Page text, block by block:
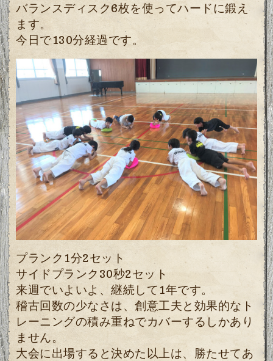
バランスディスク6枚を使ってハードに鍛え
ます。
今日で130分経過です。
プランク1分2セット
サイドプランク30秒2セット
来週でいよいよ、継続して1年です。
稽古回数の少なさは、創意工夫と効果的なト
レーニングの積み重ねでカバーするしかあり
ません。
大会に出場すると決めた以上は、勝たせてあ